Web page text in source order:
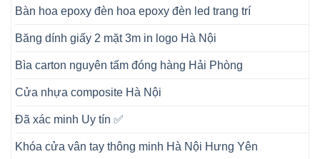
Bàn hoa epoxy đèn hoa epoxy đèn led trang trí
Băng dính giấy 2 mặt 3m in logo Hà Nội
Bìa carton nguyên tấm đóng hàng Hải Phòng
Cửa nhựa composite Hà Nội
Đã xác minh Uy tín ✅
Khóa cửa vân tay thông minh Hà Nội Hưng Yên